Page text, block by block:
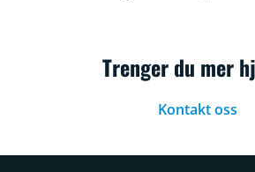
Trenger du mer
Kontakt oss